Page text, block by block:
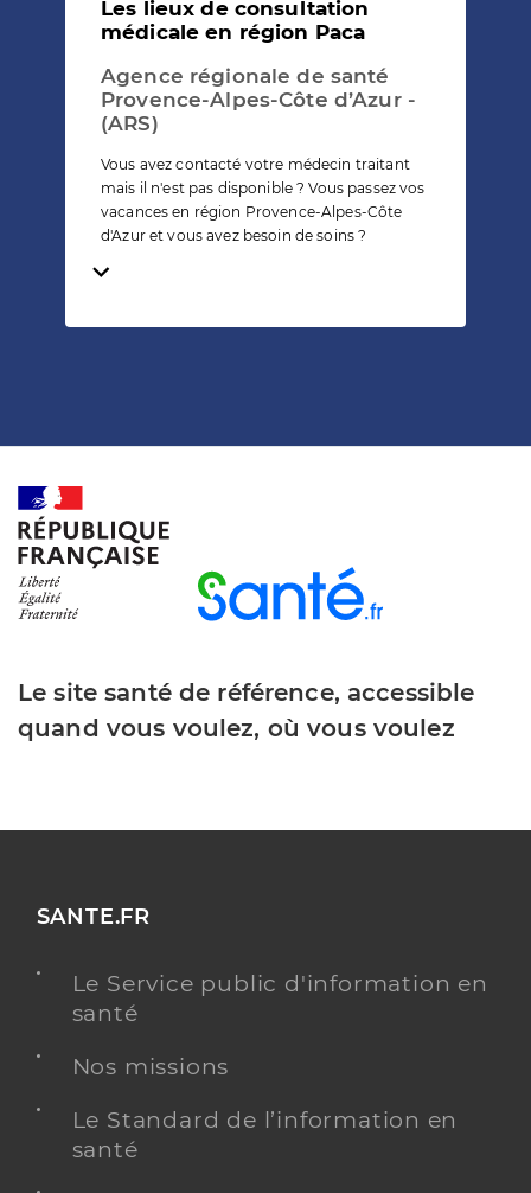
Les lieux de consultation
médicale en région Paca
Agence régionale de santé
Provence-Alpes-Côte d’Azur -
(ARS)
Vous avez contacté votre médecin traitant
mais il n'est pas disponible ? Vous passez vos
vacances en région Provence-Alpes-Côte
d'Azur et vous avez besoin de soins ?
Temps de lecture
Le site santé de référence, accessible
quand vous voulez, où vous voulez
SANTE.FR
Le Service public d'information en
santé
Nos missions
Le Standard de l’information en
santé